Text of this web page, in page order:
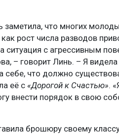
заметила, что многих
как рост числа разводов
ситуация с агрессивным
– говорит Линь. – Я
себе, что должно
её с «Дорогой к Счастью».
внести порядок в свою
брошюру своему